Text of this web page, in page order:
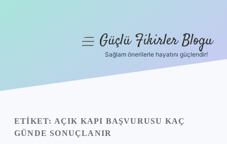
Yasal Uyarı
menüyüGüçlü Fikirler Blogu
Sağlam önerilerle hayatını güçlendir!
ETIKET: AÇIK KAPI BAŞVURUSU KAÇ
GÜNDE SONUÇLANIR